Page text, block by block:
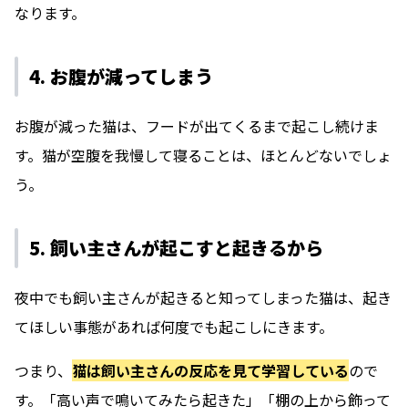
なります。
4. お腹が減ってしまう
お腹が減った猫は、フードが出てくるまで起こし続けま
す。猫が空腹を我慢して寝ることは、ほとんどないでしょ
う。
5. 飼い主さんが起こすと起きるから
夜中でも飼い主さんが起きると知ってしまった猫は、起き
てほしい事態があれば何度でも起こしにきます。
つまり、 猫は飼い主さんの反応を見て学習しているので
す。「高い声で鳴いてみたら起きた」「棚の上から飾って